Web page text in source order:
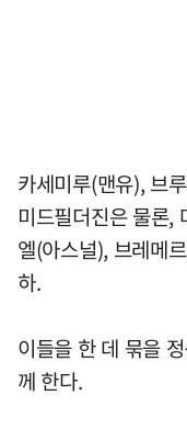
카세미루(맨유), 브
미드필더진은 물론,
엘(아스널), 브레메
하.
이들을 한 데 묶을
께 한다.